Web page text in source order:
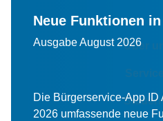
Neue Funktionen
Ausgabe August 2026
Die Bürgerservice-App ID
2026 umfassende neue
Über